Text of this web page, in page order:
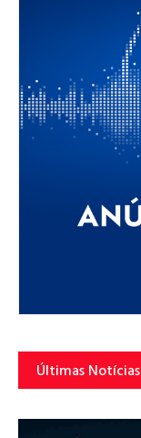
Últimas Notícias